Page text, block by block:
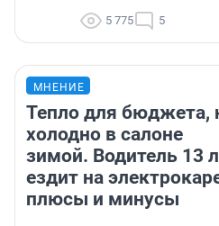
5 775 5
МНЕНИЕ
Тепло для бюджета,
холодно в салоне
зимой. Водитель 13
ездит на
плюсы и минусы